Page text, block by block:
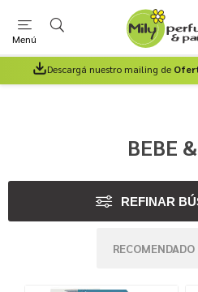
Menú
Descargá nuestro mailing de
BEBE
REFINAR